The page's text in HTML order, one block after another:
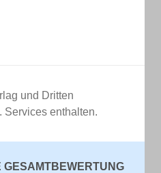
und Dritten
Services enthalten.
GESAMTBEWERTUNG